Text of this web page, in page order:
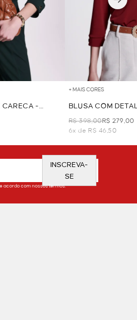
CARECA -
+ MAIS CORES
BLUSA COM
VINHO
R$ 398,00R$ 279,00
6x de R$ 46,50
INSCREVA-
SE
acordo com nossos termos.